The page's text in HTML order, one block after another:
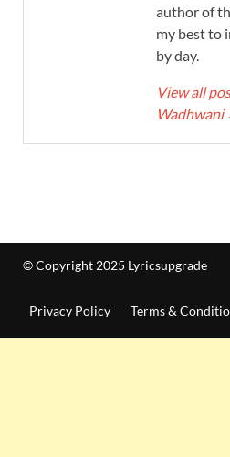
author of
my best to
by day.
View all
Wadhwani
© Copyright 2025 Lyricsupgrade
Privacy Policy Terms &